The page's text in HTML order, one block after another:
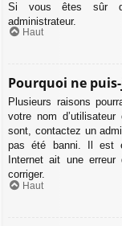
Si vous êtes sûr
administrateur.
Haut
Pourquoi ne
Plusieurs raisons
votre nom
sont, contactez un
pas été banni. Il est
Internet ait une
corriger.
Haut